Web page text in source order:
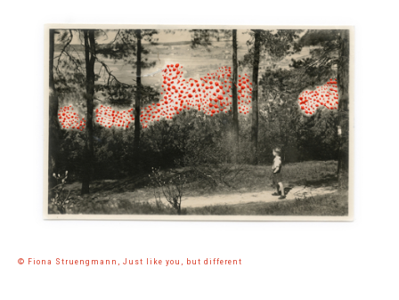
© Fiona Struengmann, Just like you, but different